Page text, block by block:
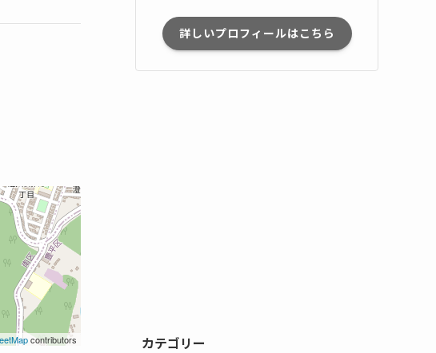
contributors
詳しいプロフィールはこちら
カテゴリー